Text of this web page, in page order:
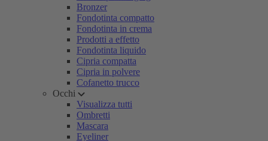
Bronzer
Fondotinta compatto
Fondotinta in crema
Prodotti a effetto
Fondotinta liquido
Cipria compatta
Cipria in polvere
Cofanetto trucco
Occhi
Visualizza tutti
Ombretti
Mascara
Eyeliner